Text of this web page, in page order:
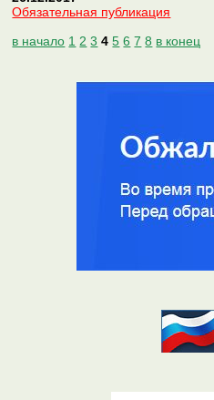
Обязательная публикация
в начало 1 2 3 4 5 6 7 8 в конец